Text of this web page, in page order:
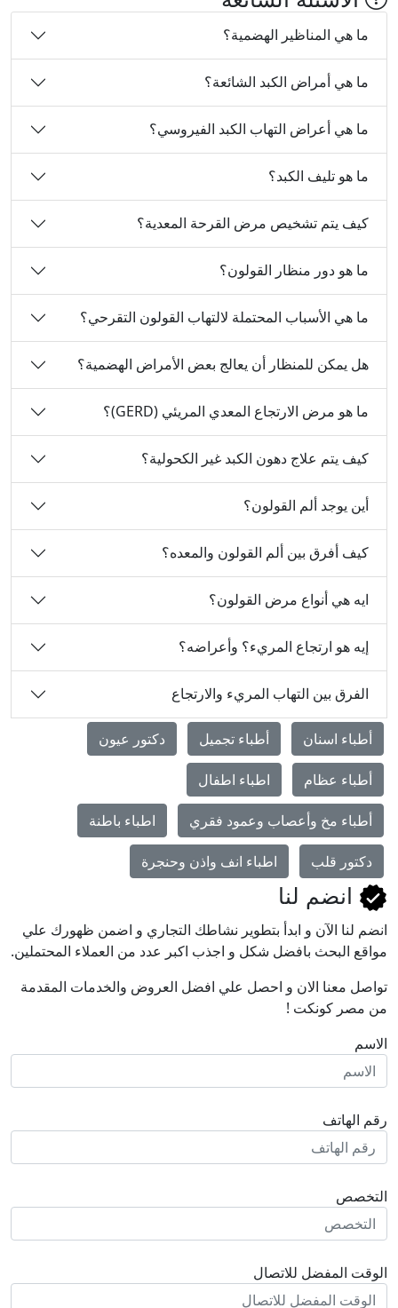
ما هي المناظير الهضمية؟
ما هي أمراض الكبد الشائعة؟
ما هي أعراض التهاب الكبد الفيروسي؟
ما هو تليف الكبد؟
كيف يتم تشخيص مرض القرحة المعدية؟
ما هو دور منظار القولون؟
ما هي الأسباب المحتملة لالتهاب القولون التقرحي؟
هل يمكن للمنظار أن يعالج بعض الأمراض الهضمية؟
ما هو مرض الارتجاع المعدي المريئي (GERD)؟
كيف يتم علاج دهون الكبد غير الكحولية؟
أين يوجد ألم القولون؟
كيف أفرق بين ألم القولون والمعده؟
ايه هي أنواع مرض القولون؟
إيه هو ارتجاع المريء؟ وأعراضه؟
الفرق بين التهاب المريء والارتجاع
أطباء اسنان أطباء تجميل دكتور عيون
أطباء عظام اطباء اطفال
أطباء مخ وأعصاب وعمود فقري اطباء باطنة
دكتور قلب اطباء انف واذن وحنجرة
انضم لنا
انضم لنا اﻵن و ابدأ بتطوير نشاطك التجاري و اضمن ظهورك علي
مواقع البحث بافضل شكل و اجذب اكبر عدد من العملاء المحتملين.
تواصل معنا الان و احصل علي افضل العروض والخدمات المقدمة
من مصر كونكت !
الاسم
رقم الهاتف
التخصص
الوقت المفضل للاتصال